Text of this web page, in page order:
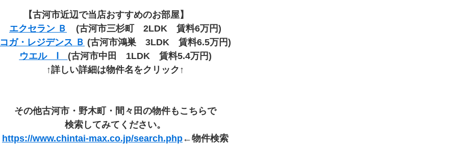
【古河市近辺で当店おすすめのお部屋】
エクセラン Ｂ
(古河市三杉町 2LDK 賃料6万円)
コガ・レジデンス Ｂ (古河市鴻巣 3LDK 賃料6.5万円)
ウエル Ⅰ
(古河市中田 1LDK 賃料5.4万円)
↑詳しい詳細は物件名をクリック↑
その他古河市・野木町・間々田の物件もこちらで
検索してみてください。
https://www.chintai-max.co.jp/search.php←物件検索